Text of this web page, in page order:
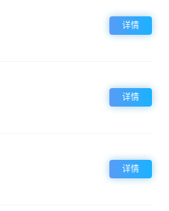
详情
详情
详情